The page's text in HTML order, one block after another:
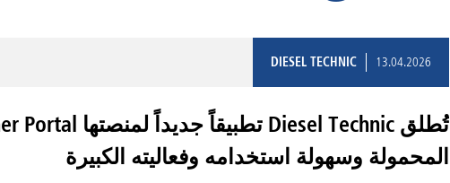
13.04.2026
DIESEL TECHNIC
المحمولة وسهولة استخدامه وفعاليته الكبيرة